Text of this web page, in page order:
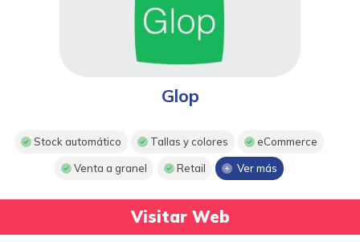
Glop
Stock automático Tallas y colores eCommerce
Venta a granel Retail Ver más
Visitar Web